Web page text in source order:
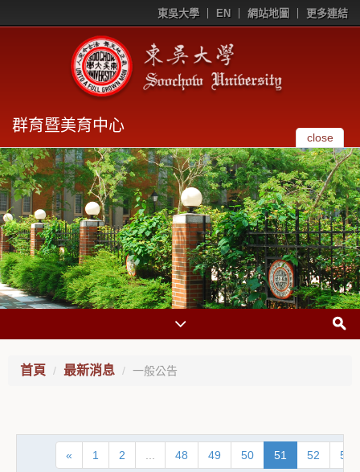
東吳大學 EN 網站地圖 更多連結
群育暨美育中心
close
首頁 最新消息 一般公告
« 1 2 48 49 50 51 52 53